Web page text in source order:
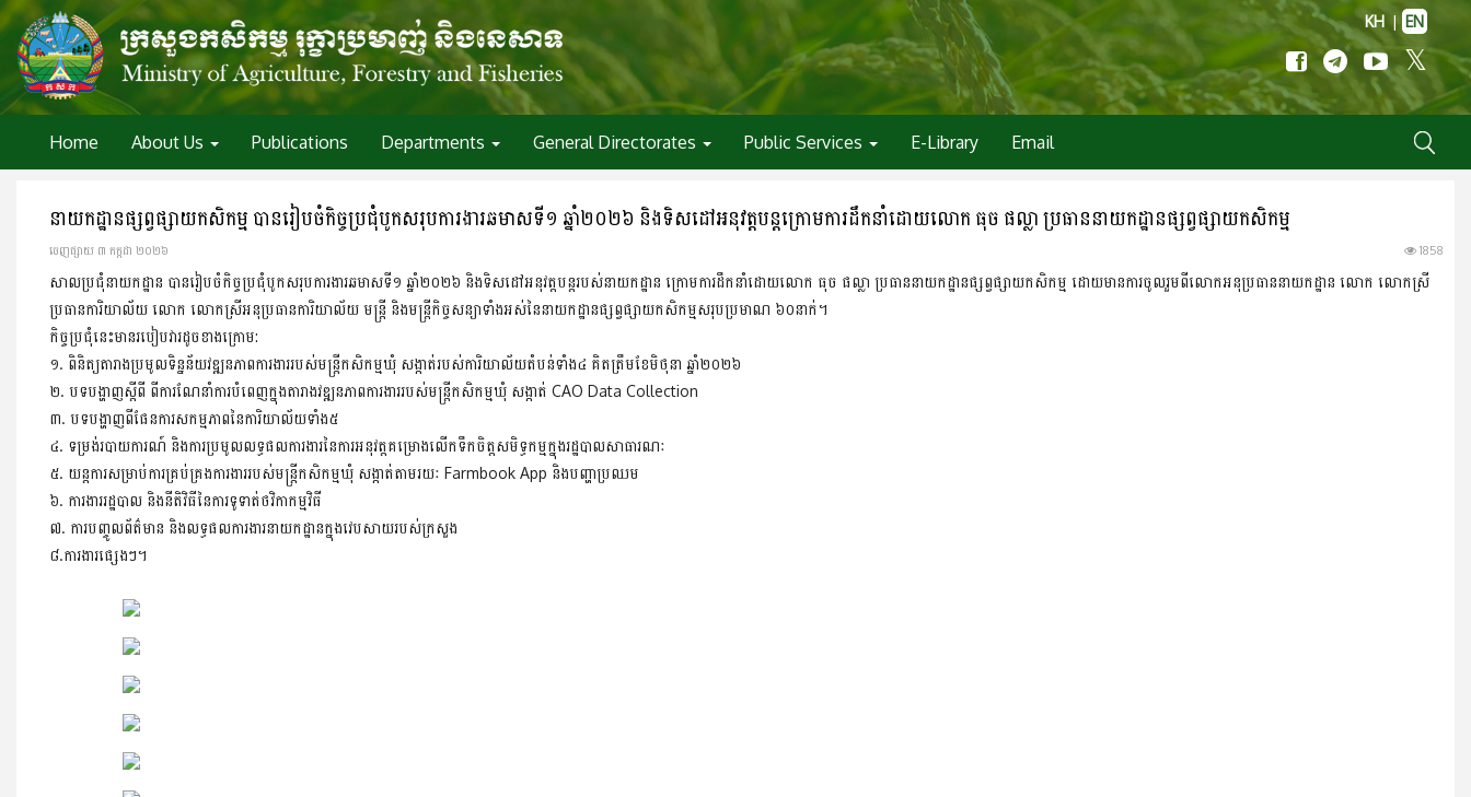
KH | EN
Home About Us Publications Departments General Directorates Public Services E-Library Email
នាយកដ្ឋានផ្សព្វផ្សាយកសិកម្ម បានរៀបចំកិច្ចប្រជុំបូកសរុបការងារឆមាសទី១ ឆ្នាំ២០២៦ និងទិសដៅអនុវត្តបន្តក្រោមការដឹកនាំដោយលោក ធុច ផល្លា ប្រធាននាយកដ្ឋានផ្សព្វផ្សាយកសិកម្ម
ចេញ​ផ្សាយ​ ៣ កក្កដា ២០២៦ 1858
សាលប្រជុំនាយកដ្ឋាន បានរៀបចំកិច្ចប្រជុំបូកសរុបការងារឆមាសទី១ ឆ្នាំ២០២៦ និងទិសដៅអនុវត្តបន្តរបស់នាយកដ្ឋាន ក្រោមការដឹកនាំដោយលោក ធុច ផល្លា ប្រធាននាយកដ្ឋានផ្សព្វផ្សាយកសិកម្ម ដោយមានការចូលរួមពីលោកអនុប្រធាននាយកដ្ឋាន លោក លោកស្រី
ប្រធានការិយាល័យ លោក លោកស្រីអនុប្រធានការិយាល័យ មន្រ្តី និងមន្រ្តីកិច្ចសន្យាទាំងអស់នៃនាយកដ្ឋានផ្សព្វផ្សាយកសិកម្មសរុបប្រមាណ ៦០នាក់។
កិច្ចប្រជុំនេះមានរបៀបវារដូចខាងក្រោម:
១. ពិនិត្យតារាងប្រមូលទិន្នន័យវឌ្ឍនភាពការងាររបស់មន្រ្តីកសិកម្មឃុំ សង្កាត់របស់ការិយាល័យតំបន់ទាំង៤ គិតត្រឹមខែមិថុនា ឆ្នាំ២០២៦
២. បទបង្ហាញស្ដីពី ពីការណែនាំការបំពេញក្នុងតារាងវឌ្ឍនភាពការងាររបស់មន្រ្តីកសិកម្មឃុំ សង្កាត់ CAO Data Collection
៣. បទបង្ហាញពីផែនការសកម្មភាពនៃការិយាល័យទាំង៥
៤. ទម្រង់របាយការណ៍ និងការប្រមូលលទ្ធផលការងារនៃការអនុវត្តគម្រោងលើកទឹកចិត្តសមិទ្ធកម្មក្នុងរដ្ឋបាលសាធារណៈ
៥. យន្តការសម្រាប់ការគ្រប់គ្រងការងាររបស់មន្រ្តីកសិកម្មឃុំ សង្កាត់តាមរយៈ Farmbook App និងបញ្ហាប្រឈម
៦. ការងាររដ្ឋបាល និងនីតិវិធីនៃការទូទាត់ថវិកាកម្មវិធី
៧. ការបញ្ចូលព័ត៌មាន និងលទ្ធផលការងារនាយកដ្ឋានក្នុងវេបសាយរបស់ក្រសួង
៨.ការងារផ្សេងៗ។